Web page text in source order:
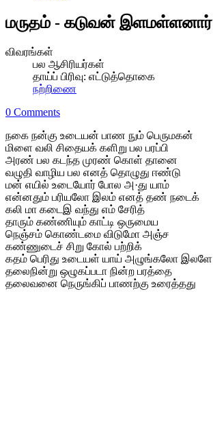
மருதம் - கடுவன் இளமள்ளனார்
விவரங்கள்
பல ஆசிரியர்கள்
தாய்ப் பிரிவு: எட்டுத்தொகை
நற்றிணை
0 Comments
நகை நன்கு உடையன் பாண நும் பெருமகன்
மிளை வலி சிதையக் களிறு பல பரப்பி
அரண் பல கடந்த முரண் கொள் தானை
வழுதி வாழிய பல எனத் தொழுது ஈண்டு
மன் எயில் உடையோர் போல அ·து யாம்
என்னதும் பரியலோ இலம் எனத் தண் நடைக்
கலி மா கடைஇ வந்து எம் சேரித்
தாரும் கண்ணியும் காட்டி ஒருமைய
நெஞ்சம் கொண்டமை விடுமோ அஞ்ச
கண்ணுடைச் சிறு கோல் பற்றிக்
கதம் பெரிது உடையள் யாய் அழுங்கலோ இலளே
தலைநின்று ஒழுகப்படா நின்ற பரத்தை
தலைவனை நெருங்கிப் பாணற்கு உரைத்தது